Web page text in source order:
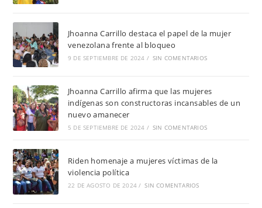
Jhoanna Carrillo destaca el papel de la mujer
venezolana frente al bloqueo
9 DE SEPTIEMBRE DE 2024 / SIN COMENTARIOS
Jhoanna Carrillo afirma que las mujeres
indígenas son constructoras incansables de un
nuevo amanecer
5 DE SEPTIEMBRE DE 2024 / SIN COMENTARIOS
Riden homenaje a mujeres víctimas de la
violencia política
22 DE AGOSTO DE 2024 / SIN COMENTARIOS